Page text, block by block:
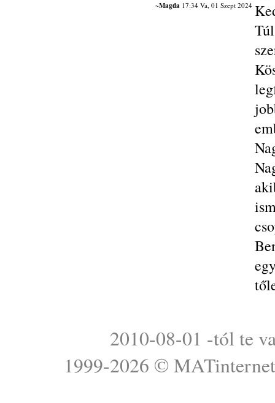
~Magda17:34 Va, 01 Szept 2024
2010-08-01 -tól te
1999-2026 © MATinternet